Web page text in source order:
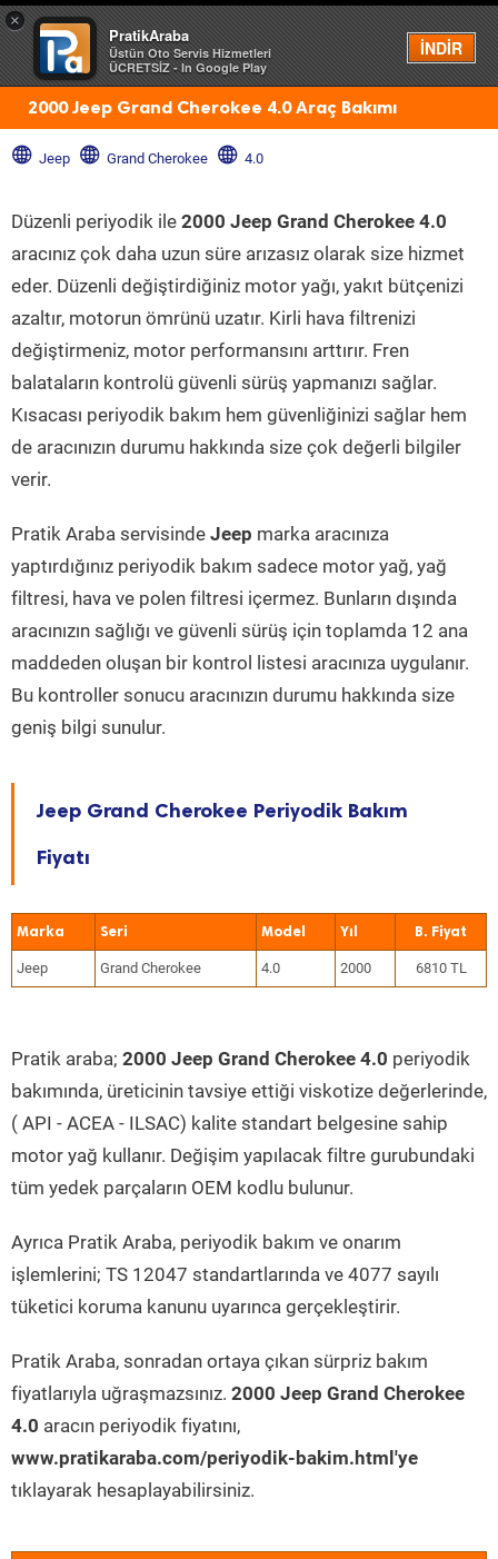
×
PratikAraba
Üstün Oto Servis Hizmetleri
ÜCRETSİZ - In Google Play
İNDİR
Menü
2000 Jeep Grand Cherokee 4.0 Araç Bakımı
Jeep Grand Cherokee 4.0
Düzenli periyodik ile 2000 Jeep Grand Cherokee 4.0
aracınız çok daha uzun süre arızasız olarak size hizmet
eder. Düzenli değiştirdiğiniz motor yağı, yakıt bütçenizi
azaltır, motorun ömrünü uzatır. Kirli hava filtrenizi
değiştirmeniz, motor performansını arttırır. Fren
balataların kontrolü güvenli sürüş yapmanızı sağlar.
Kısacası periyodik bakım hem güvenliğinizi sağlar hem
de aracınızın durumu hakkında size çok değerli bilgiler
verir.
Pratik Araba servisinde Jeep marka aracınıza
yaptırdığınız periyodik bakım sadece motor yağ, yağ
filtresi, hava ve polen filtresi içermez. Bunların dışında
aracınızın sağlığı ve güvenli sürüş için toplamda 12 ana
maddeden oluşan bir kontrol listesi aracınıza uygulanır.
Bu kontroller sonucu aracınızın durumu hakkında size
geniş bilgi sunulur.
Jeep Grand Cherokee Periyodik Bakım
Fiyatı
Marka Seri Model Yıl
Jeep Grand Cherokee 4.0 2000 6810 TL
Pratik araba; 2000 Jeep Grand Cherokee 4.0 periyodik
bakımında, üreticinin tavsiye ettiği viskotize değerlerinde,
( API - ACEA - ILSAC) kalite standart belgesine sahip
motor yağ kullanır. Değişim yapılacak filtre gurubundaki
tüm yedek parçaların OEM kodlu bulunur.
Ayrıca Pratik Araba, periyodik bakım ve onarım
işlemlerini; TS 12047 standartlarında ve 4077 sayılı
tüketici koruma kanunu uyarınca gerçekleştirir.
Pratik Araba, sonradan ortaya çıkan sürpriz bakım
fiyatlarıyla uğraşmazsınız. 2000 Jeep Grand Cherokee
4.0 aracın periyodik fiyatını,
www.pratikaraba.com/periyodik-bakim.html'ye
tıklayarak hesaplayabilirsiniz.